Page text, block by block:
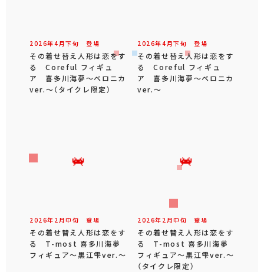
2026年4 月下旬 登場
その着せ替え人形は恋をす
る Coreful フィギュ
ア 喜多川海夢～ベロニカ
ver.～（タイクレ限定）
2026年4 月下旬 登場
その着せ替え人形は恋をす
る Coreful フィギュ
ア 喜多川海夢～ベロニカ
ver.～
2026年 2 月中旬 登場
その着せ替え人形は恋をす
る T-most 喜多川海夢
フィギュア～黒江雫ver.～
2026年 2 月中旬 登場
その着せ替え人形は恋をす
る T-most 喜多川海夢
フィギュア～黒江雫ver.～
（タイクレ限定）